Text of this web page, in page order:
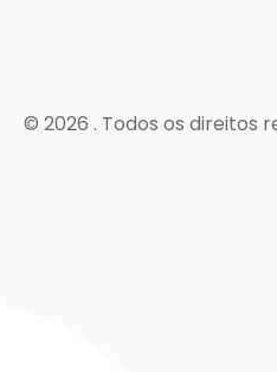
© 2026 . Todos os direitos